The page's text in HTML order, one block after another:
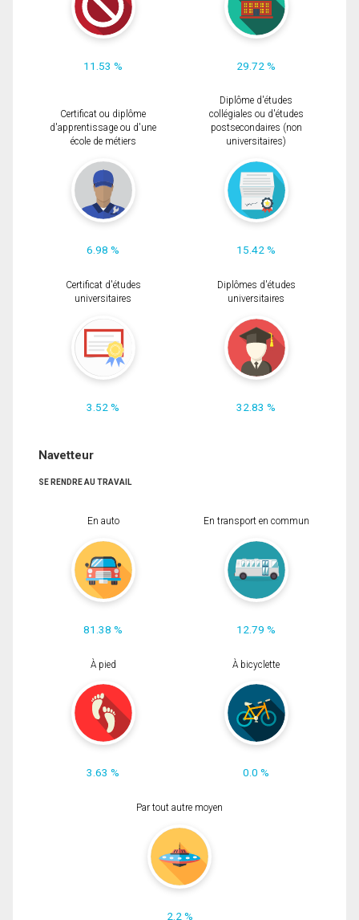
11.53 % 29.72 %
Certificat ou diplôme
d'apprentissage ou d'une
école de métiers
6.98 %
Diplôme d'études
collégiales ou d'études
postsecondaires (non
universitaires)
15.42 %
Certificat d'études
universitaires
3.52 %
Diplômes d'études
universitaires
32.83 %
Navetteur
SE RENDRE AU TRAVAIL
En auto
81.38 %
En transport en commun
12.79 %
À pied
3.63 %
À bicyclette
0.0 %
Par tout autre moyen
2.2 %